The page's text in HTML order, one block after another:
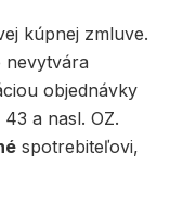
kúpnej zmluve.
nevytvára
objednávky
a nasl. OZ.
spotrebiteľovi,